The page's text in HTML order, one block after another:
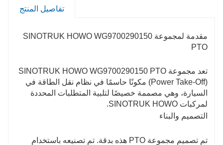
SINOTRUK HOWO، مما يبسط عملية التثبيت ويقلل من
والجهد أثناء تجميع السيارة أو تعديلها.
تفاصيل المنتج
مقدمة لمجموعة SINOTRUK HOWO WG9700290150
PTO
تعد مجموعة SINOTRUK HOWO WG9700290150 PTO
(Power Take-Off) مكونًا حاسمًا في نظام نقل الطاقة في
السيارة، وهي مصممة خصيصًا لتلبية المتطلبات المحددة
لمركبات SINOTRUK HOWO.
التصميم والبناء
تم تصميم مجموعة PTO هذه بدقة. تم تصنيعه باستخدام